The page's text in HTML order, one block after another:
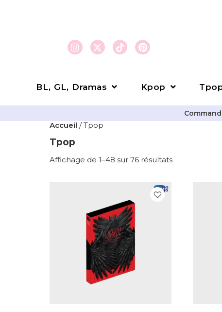
BL, GL, Dramas Kpop
Accueil / Tpop
Tpop
Affichage de 1–48 sur 76 résultats